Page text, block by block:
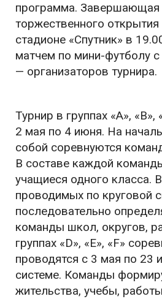
программа. Завершающая
торжественного открытия
стадионе «Спутник» в
матчем по мини-футболу
— организаторов турнира.
Турнир в группах «А», «В»,
2 мая по 4 июня. На
собой соревнуются
В составе каждой
учащиеся одного класса.
проводимых по круговой
последовательно
команды школ, округов,
группах «D», «E», «F»
проводятся с 3 мая по 23
системе. Команды
жительства, учебы,